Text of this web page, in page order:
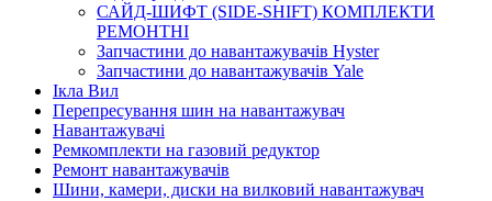
САЙД-ШИФТ (SIDE-SHIFT) КОМПЛЕКТИ
РЕМОНТНІ
Запчастини до навантажувачів Hyster
Запчастини до навантажувачів Yale
Ікла Вил
Перепресування шин на навантажувач
Навантажувачі
Ремкомплекти на газовий редуктор
Ремонт навантажувачів
Шини, камери, диски на вилковий навантажувач